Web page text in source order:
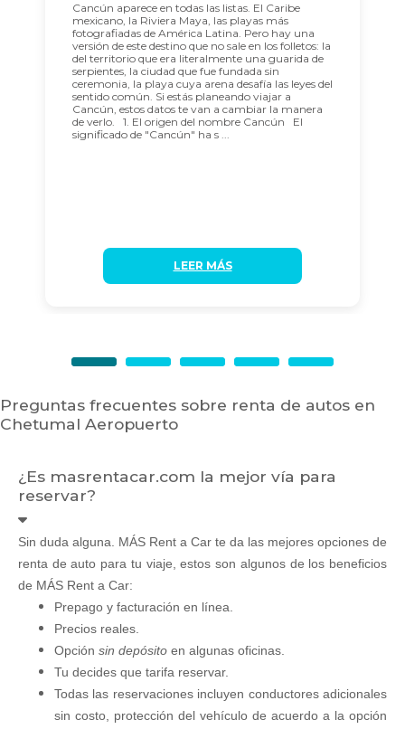
Cancún aparece en todas las listas. El Caribe
mexicano, la Riviera Maya, las playas más
fotografiadas de América Latina. Pero hay una
versión de este destino que no sale en los folletos: la
del territorio que era literalmente una guarida de
serpientes, la ciudad que fue fundada sin
ceremonia, la playa cuya arena desafía las leyes del
sentido común. Si estás planeando viajar a
Cancún, estos datos te van a cambiar la manera
de verlo. 1. El origen del nombre Cancún El
significado de "Cancún" ha s ...
LEER MÁS
Preguntas frecuentes sobre renta de autos en
Chetumal Aeropuerto
¿Es masrentacar.com la mejor vía para
reservar?
Sin duda alguna. MÁS Rent a Car te da las mejores opciones de
renta de auto para tu viaje, estos son algunos de los beneficios
de MÁS Rent a Car:
Prepago y facturación en línea.
Precios reales.
Opción sin depósito en algunas oficinas.
Tu decides que tarifa reservar.
Todas las reservaciones incluyen conductores adicionales
sin costo, protección del vehículo de acuerdo a la opción